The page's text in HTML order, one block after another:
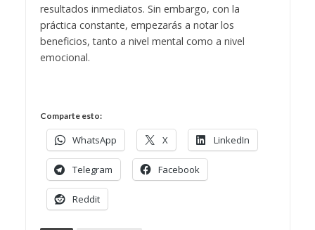
resultados inmediatos. Sin embargo, con la
práctica constante, empezarás a notar los
beneficios, tanto a nivel mental como a nivel
emocional.
Comparte esto:
WhatsApp X LinkedIn
Telegram Facebook
Reddit